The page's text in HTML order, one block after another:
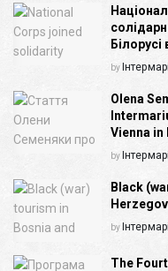
Білорусі
by
Olena
Vienna in
by
Black
by
The